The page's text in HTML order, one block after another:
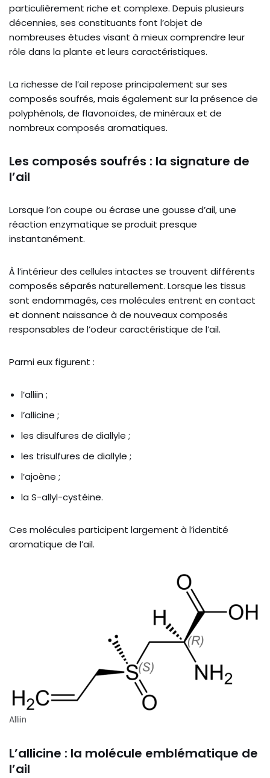
particulièrement riche et complexe. Depuis plusieurs
décennies, ses constituants font l’objet de
nombreuses études visant à mieux comprendre leur
rôle dans la plante et leurs caractéristiques.
La richesse de l’ail repose principalement sur ses
composés soufrés, mais également sur la présence de
polyphénols, de flavonoïdes, de minéraux et de
nombreux composés aromatiques.
Les composés soufrés : la signature de
l’ail
Lorsque l’on coupe ou écrase une gousse d’ail, une
réaction enzymatique se produit presque
instantanément.
À l’intérieur des cellules intactes se trouvent différents
composés séparés naturellement. Lorsque les tissus
sont endommagés, ces molécules entrent en contact
et donnent naissance à de nouveaux composés
responsables de l’odeur caractéristique de l’ail.
Parmi eux figurent :
l’alliin ;
l’allicine ;
les disulfures de diallyle ;
les trisulfures de diallyle ;
l’ajoène ;
la S-allyl-cystéine.
Ces molécules participent largement à l’identité
aromatique de l’ail.
Alliin
L’allicine : la molécule emblématique de
l’ail